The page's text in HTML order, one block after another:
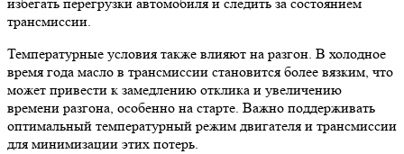
трансмиссии.
Температурные условия также влияют на разгон. В холодное
время года масло в трансмиссии становится более вязким, что
может привести к замедлению отклика и увеличению
времени разгона, особенно на старте. Важно поддерживать
оптимальный температурный режим двигателя и трансмиссии
для минимизации этих потерь.